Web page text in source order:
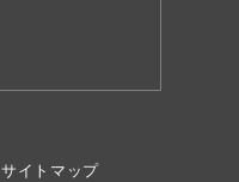
サイトマップ